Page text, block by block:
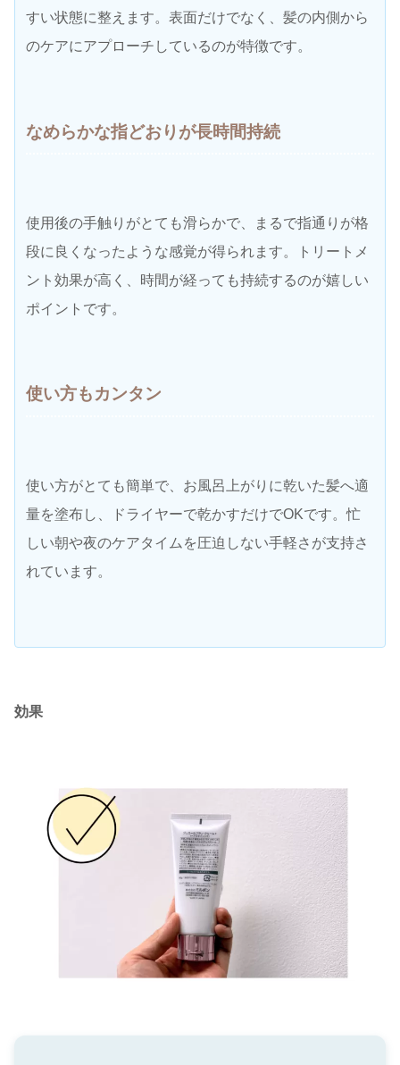
すい状態に整えます。表面だけでなく、髪の内側から
のケアにアプローチしているのが特徴です。
なめらかな指どおりが長時間持続
使用後の手触りがとても滑らかで、まるで指通りが格
段に良くなったような感覚が得られます。トリートメ
ント効果が高く、時間が経っても持続するのが嬉しい
ポイントです。
使い方もカンタン
使い方がとても簡単で、お風呂上がりに乾いた髪へ適
量を塗布し、ドライヤーで乾かすだけでOKです。忙
しい朝や夜のケアタイムを圧迫しない手軽さが支持さ
れています。
効果